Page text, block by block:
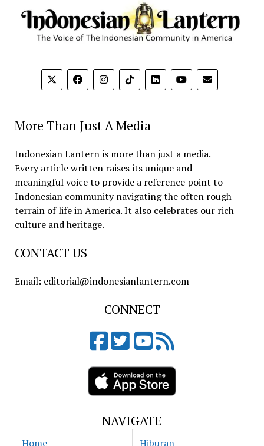
More Than Just A Media
Indonesian Lantern is more than just a media.
Every article written raises its unique and
meaningful voice to provide a reference point to
Indonesian community navigating the often rough
terrain of life in America. It also celebrates our rich
culture and heritage.
CONTACT US
Email: editorial@indonesianlantern.com
CONNECT
NAVIGATE
Home Hiburan